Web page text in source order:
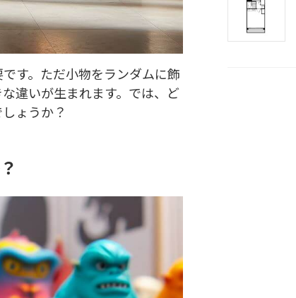
す。ただ小物をランダムに飾
違いが生まれます。では、ど
ょうか？